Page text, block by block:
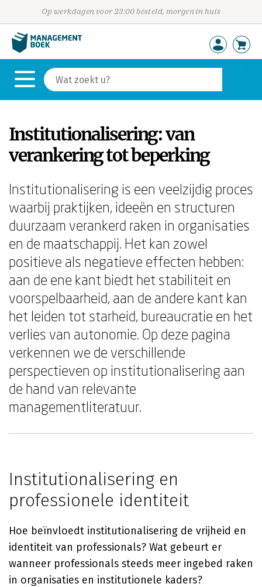
Op werkdagen voor 23:00 besteld, morgen in huis
Institutionalisering: van
verankering tot beperking
Institutionalisering is een veelzijdig proces
waarbij praktijken, ideeën en structuren
duurzaam verankerd raken in organisaties
en de maatschappij. Het kan zowel
positieve als negatieve effecten hebben:
aan de ene kant biedt het stabiliteit en
voorspelbaarheid, aan de andere kant kan
het leiden tot starheid, bureaucratie en het
verlies van autonomie. Op deze pagina
verkennen we de verschillende
perspectieven op institutionalisering aan
de hand van relevante
managementliteratuur.
Institutionalisering en
professionele identiteit
Hoe beïnvloedt institutionalisering de vrijheid en
identiteit van professionals? Wat gebeurt er
wanneer professionals steeds meer ingebed raken
in organisaties en institutionele kaders?